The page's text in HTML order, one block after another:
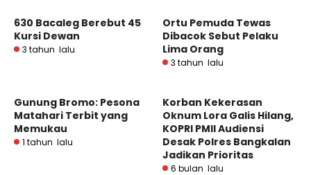
630 Bacaleg Berebut 45
Kursi Dewan
3 tahun lalu
Ortu Pemuda Tewas
Dibacok Sebut Pelaku
Lima Orang
3 tahun lalu
Gunung Bromo: Pesona
Matahari Terbit yang
Memukau
1 tahun lalu
Korban Kekerasan
Oknum Lora Galis Hilang,
KOPRI PMII Audiensi
Desak Polres Bangkalan
Jadikan Prioritas
6 bulan lalu